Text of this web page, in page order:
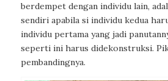
berdempet dengan individu lain,
sendiri apabila si individu kedua
individu pertama yang jadi
seperti ini harus didekonstruksi.
pembandingnya.